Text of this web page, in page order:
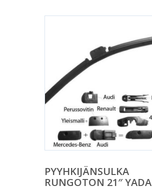
PYYHKIJÄNSULKA
RUNGOTON 21″ YADA